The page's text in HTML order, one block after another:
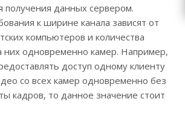
получения данных сервером.
к ширине канала зависят от
компьютеров и количества
одновременно камер. Например,
доступ одному клиенту
со всех камер одновременно без
кадров, то данное значение стоит